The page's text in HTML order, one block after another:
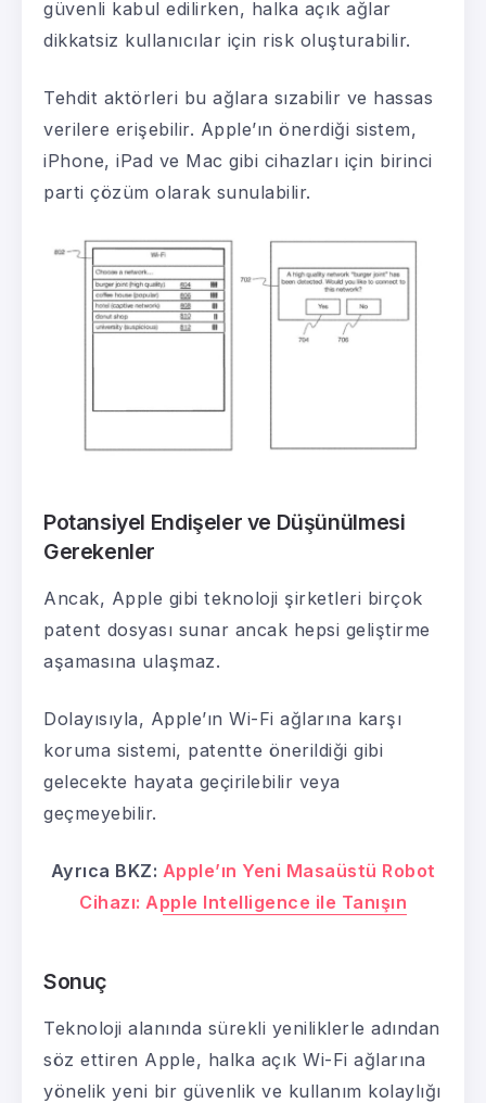
güvenli kabul edilirken, halka açık ağlar
dikkatsiz kullanıcılar için risk oluşturabilir.
Tehdit aktörleri bu ağlara sızabilir ve hassas
verilere erişebilir. Apple’ın önerdiği sistem,
iPhone, iPad ve Mac gibi cihazları için birinci
parti çözüm olarak sunulabilir.
Potansiyel Endişeler ve Düşünülmesi
Gerekenler
Ancak, Apple gibi teknoloji şirketleri birçok
patent dosyası sunar ancak hepsi geliştirme
aşamasına ulaşmaz.
Dolayısıyla, Apple’ın Wi-Fi ağlarına karşı
koruma sistemi, patentte önerildiği gibi
gelecekte hayata geçirilebilir veya
geçmeyebilir.
Ayrıca BKZ: Apple’ın Yeni Masaüstü Robot
Cihazı: Apple Intelligence ile Tanışın
Sonuç
Teknoloji alanında sürekli yeniliklerle adından
söz ettiren Apple, halka açık Wi-Fi ağlarına
yönelik yeni bir güvenlik ve kullanım kolaylığı